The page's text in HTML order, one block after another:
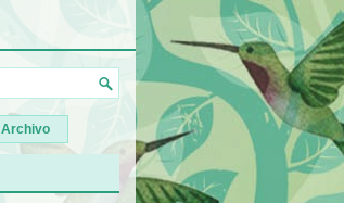
Archivo